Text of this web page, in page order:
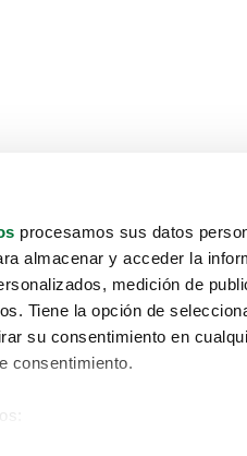
procesamos sus datos
almacenar y acceder la
medición de
Tiene la opción de
su consentimiento en
consentimiento.